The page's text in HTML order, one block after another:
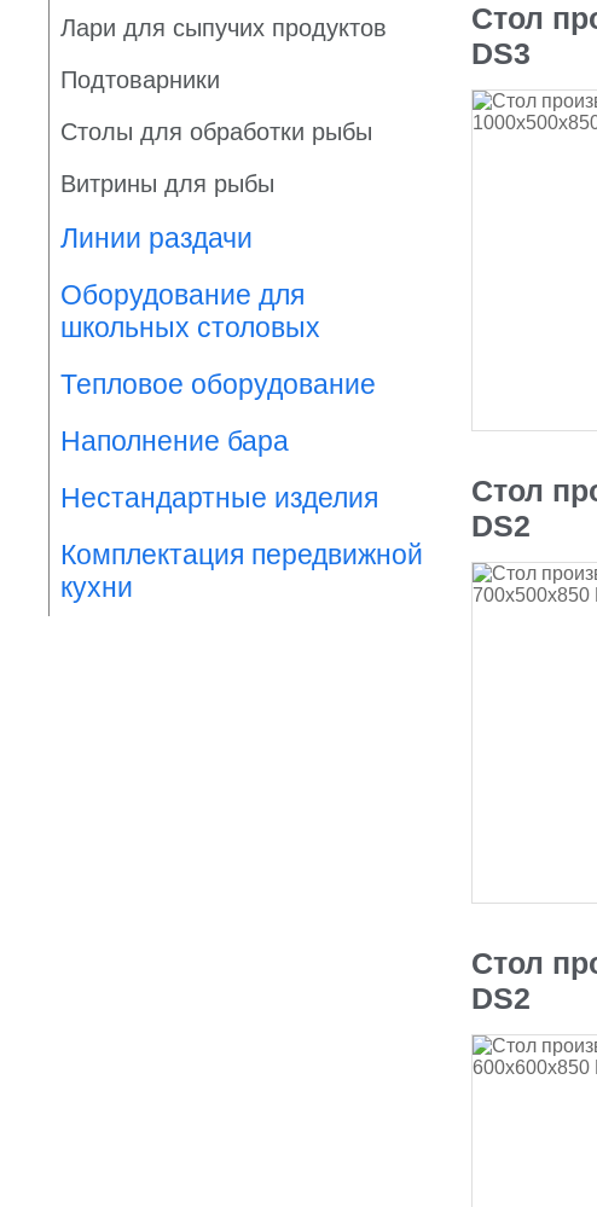
Лари для сыпучих продуктов
Подтоварники
Столы для обработки рыбы
Витрины для рыбы
Линии раздачи
Оборудование для
школьных столовых
Тепловое оборудование
Наполнение бара
Нестандартные изделия
Комплектация передвижной
кухни
Стол
DS3
Стол
DS2
Стол
DS2